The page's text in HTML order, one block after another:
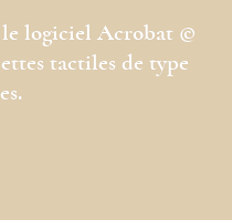
logiciel Acrobat ©
tactiles de type